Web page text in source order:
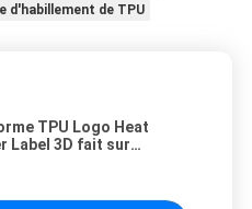
d'habillement de TPU
TPU Logo Heat
Label 3D fait sur